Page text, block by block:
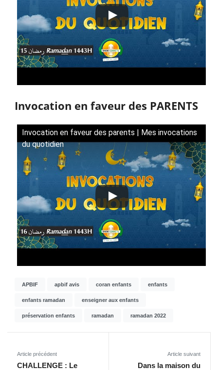
Invocation en faveur des PARENTS
Invocation en faveur des parents | Mes invocations
du quotidien
APBIF apbif avis coran enfants enfants
enfants ramadan enseigner aux enfants
préservation enfants ramadan ramadan 2022
Article précédent
CHALLENGE : Le
Article suivant
Dans la maison du